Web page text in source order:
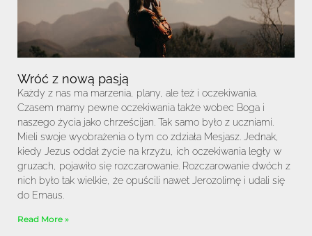
Wróć z nową pasją
Każdy z nas ma marzenia, plany, ale też i oczekiwania.
Czasem mamy pewne oczekiwania także wobec Boga i
naszego życia jako chrześcijan. Tak samo było z uczniami.
Mieli swoje wyobrażenia o tym co zdziała Mesjasz. Jednak,
kiedy Jezus oddał życie na krzyżu, ich oczekiwania legły w
gruzach, pojawiło się rozczarowanie. Rozczarowanie dwóch z
nich było tak wielkie, że opuścili nawet Jerozolimę i udali się
do Emaus.
Read More »